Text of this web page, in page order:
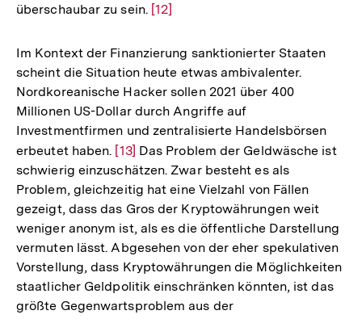
überschaubar zu sein. Zur
der
Fußnote
[12]
Im Kontext der Finanzierung sanktionierter Staaten
scheint die Situation heute etwas ambivalenter.
Nordkoreanische Hacker sollen 2021 über 400
Millionen US-Dollar durch Angriffe auf
Investmentfirmen und zentralisierte Handelsbörsen
erbeutet haben. Zur
Auflösung
der
Fußnote
[13] Das Problem der Geldwäsche ist
schwierig einzuschätzen. Zwar besteht es als
Problem, gleichzeitig hat eine Vielzahl von Fällen
gezeigt, dass das Gros der Kryptowährungen weit
weniger anonym ist, als es die öffentliche Darstellung
vermuten lässt. Abgesehen von der eher spekulativen
Vorstellung, dass Kryptowährungen die Möglichkeiten
staatlicher Geldpolitik einschränken könnten, ist das
größte Gegenwartsproblem aus der